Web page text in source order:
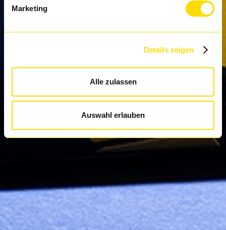
Marketing
Details zeigen
Alle zulassen
Auswahl erlauben